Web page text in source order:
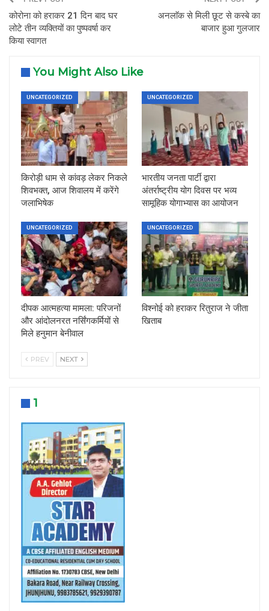
कोरोना को हराकर 21 दिन बाद घर
लोटे तीन व्यक्तियों का पुष्पवर्षा कर
किया स्वागत
अनलाॅक से मिली छूट से कस्बे का
बाजार हुआ गुलजार
You Might Also Like
UNCATEGORIZED
किरोड़ी धाम से कांवड़ लेकर निकले
शिवभक्त, आज शिवालय में करेंगे
जलाभिषेक
UNCATEGORIZED
भारतीय जनता पार्टी द्वारा
अंतर्राष्ट्रीय योग दिवस पर भव्य
सामूहिक योगाभ्यास का आयोजन
UNCATEGORIZED
दीपक आत्महत्या मामला: परिजनों
और आंदोलनरत नर्सिंगकर्मियों से
मिले हनुमान बेनीवाल
UNCATEGORIZED
विश्नोई को हराकर रितुराज ने जीता
खिताब
PREV NEXT
1